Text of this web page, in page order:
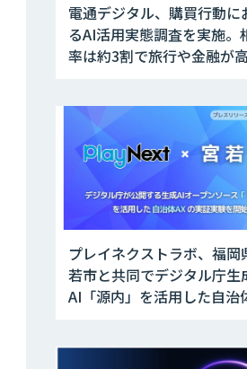
電通デジタル、購買行動に
るAI活用実態調査を実施。
率は約3割で旅行や金融が
プレイネクストラボ、福岡
若市と共同でデジタル庁生
AI「源内」を活用した自治